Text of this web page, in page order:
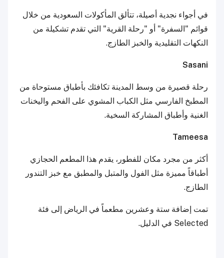
في أجواء نجدية أصيلة، تتألق المأكولات السعودية من خلال
قوائم "السفرة" أو "رحلة القرية" التي تقدم تشكيلة من
النكهات التقليدية والخبز الطازج.
Sasani
رحلة قصيرة من وسط المدينة تكافئك بأطباق مستوحاة من
المطبخ الفارسي مثل الكباب المشوي على الفحم واليخنات
الغنية وأطباق المشاركة السخية.
Tameesa
أكثر من مجرد مكان للفطور، يقدم هذا المطعم الحجازي
أطباقاً مميزة مثل الفول والمتبل والمطبق مع خبز التندور
الطازج.
تمت إضافة ستة وعشرين مطعماً في الرياض إلى فئة
Selected في الدليل.